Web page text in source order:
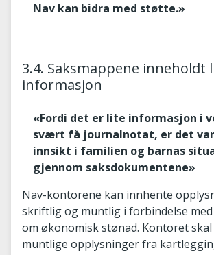
Nav kan bidra med støtte.»
3.4. Saksmappene inneholdt
informasjon
«Fordi det er lite informasjon i
svært få journalnotat, er det
innsikt i familien og barnas
gjennom saksdokumentene»
Nav-kontorene kan innhente
skriftlig og muntlig i forbindelse
om økonomisk stønad. Kontoret
muntlige opplysninger fra